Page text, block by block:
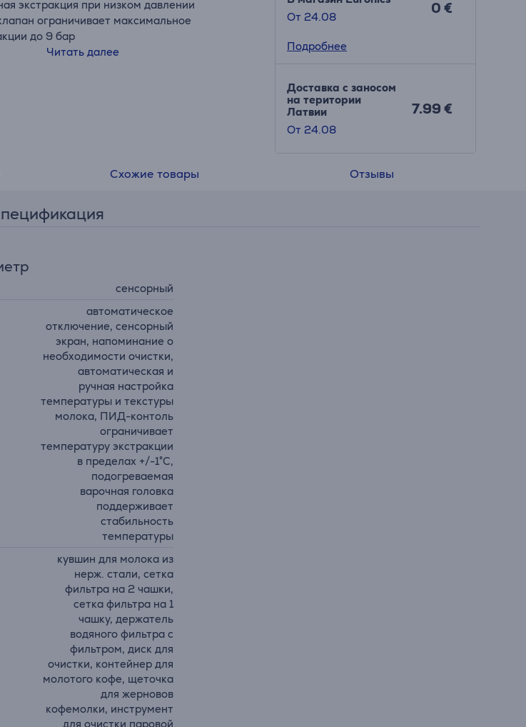
экстракция при низком давлении
ограничивает максимальное
до 9 бар
варочная головка поддерживает
Читать далее
От 24.08
0 €
Подробнее
Доставка с заносом
на територии
Латвии
От 24.08
7.99 €
Схожие товары Отзывы
сенсорный
автоматическое
отключение, сенсорный
экран, напоминание о
необходимости очистки,
автоматическая и
ручная настройка
температуры и текстуры
молока, ПИД-контоль
ограничивает
температуру экстракции
в пределах +/-1°C,
подогреваемая
варочная головка
поддерживает
стабильность
температуры
кувшин для молока из
нерж. стали, сетка
фильтра на 2 чашки,
сетка фильтра на 1
чашку, держатель
водяного фильтра с
фильтром, диск для
очистки, контейнер для
молотого кофе, щеточка
для жерновов
кофемолки, инструмент
для очистки паровой